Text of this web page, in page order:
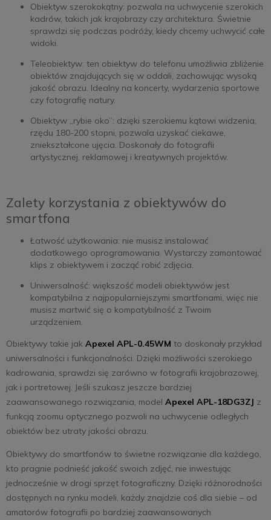
Obiektyw szerokokątny: pozwala na uchwycenie szerokich
kadrów, takich jak krajobrazy czy architektura. Świetnie
sprawdzi się podczas podróży, kiedy chcemy uchwycić całe
widoki.
Teleobiektyw: ten obiektyw do telefonu umożliwia zbliżenie
obiektów znajdujących się w oddali, zachowując wysoką
jakość obrazu. Idealny na koncerty, wydarzenia sportowe
czy fotografię natury.
Obiektyw „rybie oko”: dzięki szerokiemu kątowi widzenia,
rzędu 180-200 stopni, pozwala uzyskać ciekawe,
zniekształcone ujęcia. Doskonały do fotografii
artystycznej, reklamowej i kreatywnych projektów.
Zalety korzystania z obiektywów do
smartfona
Łatwość użytkowania: nie musisz instalować
dodatkowego oprogramowania. Wystarczy zamontować
klips z obiektywem i zacząć robić zdjęcia.
Uniwersalność: większość modeli obiektywów jest
kompatybilna z najpopularniejszymi smartfonami, więc nie
musisz martwić się o kompatybilność z Twoim
urządzeniem.
Obiektywy takie jak Apexel APL-0.45WM to doskonały przykład
uniwersalności i funkcjonalności. Dzięki możliwości szerokiego
kadrowania, sprawdzi się zarówno w fotografii krajobrazowej,
jak i portretowej. Jeśli szukasz jeszcze bardziej
zaawansowanego rozwiązania, model Apexel APL-18DG3ZJ z
funkcją zoomu optycznego pozwoli na uchwycenie odległych
obiektów bez utraty jakości obrazu.
Obiektywy do smartfonów to świetne rozwiązanie dla każdego,
kto pragnie podnieść jakość swoich zdjęć, nie inwestując
jednocześnie w drogi sprzęt fotograficzny. Dzięki różnorodności
dostępnych na rynku modeli, każdy znajdzie coś dla siebie – od
amatorów fotografii po bardziej zaawansowanych